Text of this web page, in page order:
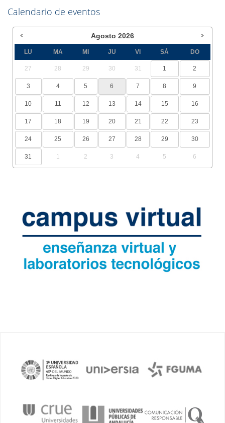
Calendario de eventos
Agosto 2026
LU MA MI JU VI SÁ DO
27 28 29 30 31 1 2
3 4 5 6 7 8 9
10 11 12 13 14 15 16
17 18 19 20 21 22 23
24 25 26 27 28 29 30
31 1 2 3 4 5 6